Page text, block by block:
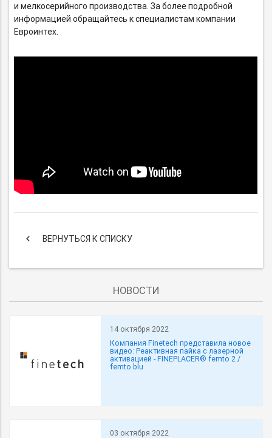
и мелкосерийного производства. За более подробной
информацией обращайтесь к специалистам компании
Евроинтех.
keyboard_arrow_left ВЕРНУТЬСЯ К СПИСКУ
НОВОСТИ
14 октября 2022
Компания Finetech представила новое
видео: Реактивная пайка с лазерной
активацией - FINEPLACER® femto 2 /
femto blu
03 октября 2022